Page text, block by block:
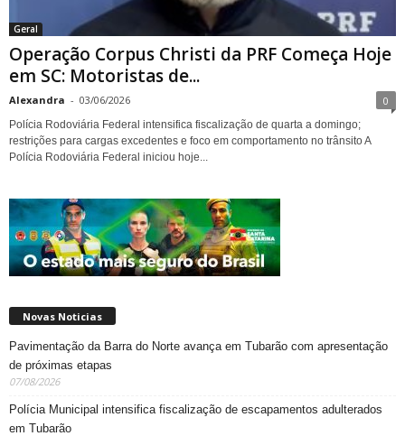
Geral
Operação Corpus Christi da PRF Começa Hoje
em SC: Motoristas de...
Alexandra - 03/06/2026 0
Polícia Rodoviária Federal intensifica fiscalização de quarta a domingo;
restrições para cargas excedentes e foco em comportamento no trânsito A
Polícia Rodoviária Federal iniciou hoje...
Novas Noticias
Pavimentação da Barra do Norte avança em Tubarão com apresentação
de próximas etapas
07/08/2026
Polícia Municipal intensifica fiscalização de escapamentos adulterados
em Tubarão